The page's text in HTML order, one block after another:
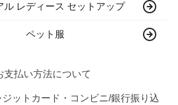
ル レディース セットアップ
ペット服
支払い方法について
ットカード・コンビニ/銀行振り込